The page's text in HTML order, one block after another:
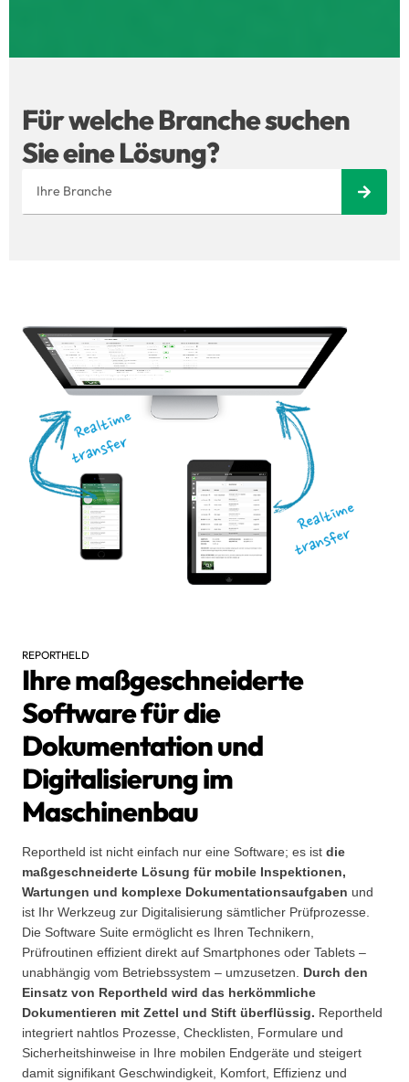
Für welche Branche suchen
Sie eine Lösung?
REPORTHELD
Ihre maßgeschneiderte
Software für die
Dokumentation und
Digitalisierung im
Maschinenbau
Reportheld ist nicht einfach nur eine Software; es ist die
maßgeschneiderte Lösung für mobile Inspektionen,
Wartungen und komplexe Dokumentationsaufgaben und
ist Ihr Werkzeug zur Digitalisierung sämtlicher Prüfprozesse.
Die Software Suite ermöglicht es Ihren Technikern,
Prüfroutinen effizient direkt auf Smartphones oder Tablets –
unabhängig vom Betriebssystem – umzusetzen. Durch den
Einsatz von Reportheld wird das herkömmliche
Dokumentieren mit Zettel und Stift überflüssig. Reportheld
integriert nahtlos Prozesse, Checklisten, Formulare und
Sicherheitshinweise in Ihre mobilen Endgeräte und steigert
damit signifikant Geschwindigkeit, Komfort, Effizienz und